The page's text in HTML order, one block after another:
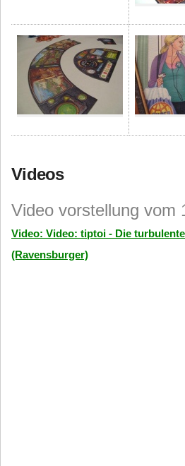
Videos
Video vorstellung vom
Video: Video: tiptoi - Die
(Ravensburger)